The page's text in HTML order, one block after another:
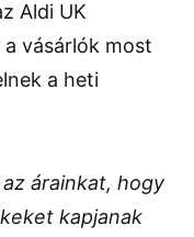
Aldi UK
vásárlók most
a heti
árainkat, hogy
kapjanak